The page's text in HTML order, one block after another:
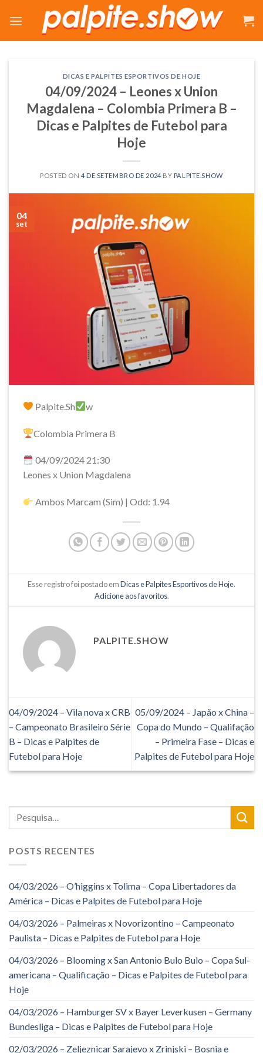
DICAS E PALPITES ESPORTIVOS DE HOJE
04/09/2024 – Leones x Union
Magdalena – Colombia Primera B –
Dicas e Palpites de Futebol para
Hoje
POSTED ON 4 DE SETEMBRO DE 2024 BY PALPITE.SHOW
04
set
Palpite.Sh w
Colombia Primera B
04/09/2024 21:30
Leones x Union Magdalena
Ambos Marcam (Sim) | Odd: 1.94
Esse registro foi postado emDicas e Palpites Esportivos de Hoje.
Adicione aos favoritos.
PALPITE.SHOW
04/09/2024 – Vila nova x CRB
– Campeonato Brasileiro Série
B – Dicas e Palpites de
Futebol para Hoje
05/09/2024 – Japão x China –
Copa do Mundo – Qualifação
– Primeira Fase – Dicas e
Palpites de Futebol para Hoje
POSTS RECENTES
04/03/2026 – O’higgins x Tolima – Copa Libertadores da
América – Dicas e Palpites de Futebol para Hoje
04/03/2026 – Palmeiras x Novorizontino – Campeonato
Paulista – Dicas e Palpites de Futebol para Hoje
04/03/2026 – Blooming x San Antonio Bulo Bulo – Copa Sul-
americana – Qualificação – Dicas e Palpites de Futebol para
Hoje
04/03/2026 – Hamburger SV x Bayer Leverkusen – Germany
Bundesliga – Dicas e Palpites de Futebol para Hoje
02/03/2026 – Zeljeznicar Sarajevo x Zrinjski – Bosnia e